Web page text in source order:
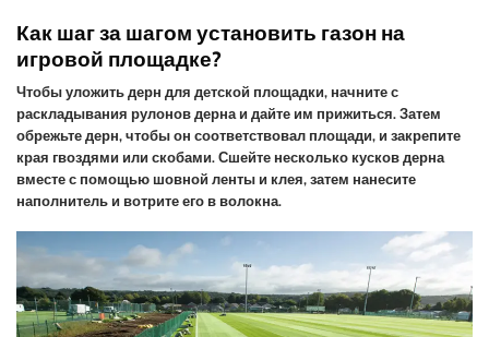
Как шаг за шагом установить газон на
игровой площадке?
Чтобы уложить дерн для детской площадки, начните с
раскладывания рулонов дерна и дайте им прижиться. Затем
обрежьте дерн, чтобы он соответствовал площади, и закрепите
края гвоздями или скобами. Сшейте несколько кусков дерна
вместе с помощью шовной ленты и клея, затем нанесите
наполнитель и вотрите его в волокна.